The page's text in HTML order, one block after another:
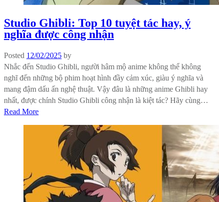
Studio Ghibli: Top 10 tuyệt tác hay, ý
nghĩa được công nhận
Posted 12/02/2025 by
Nhắc đến Studio Ghibli, người hâm mộ anime không thể không
nghĩ đến những bộ phim hoạt hình đầy cảm xúc, giàu ý nghĩa và
mang đậm dấu ấn nghệ thuật. Vậy đâu là những anime Ghibli hay
nhất, được chính Studio Ghibli công nhận là kiệt tác? Hãy cùng…
Read More